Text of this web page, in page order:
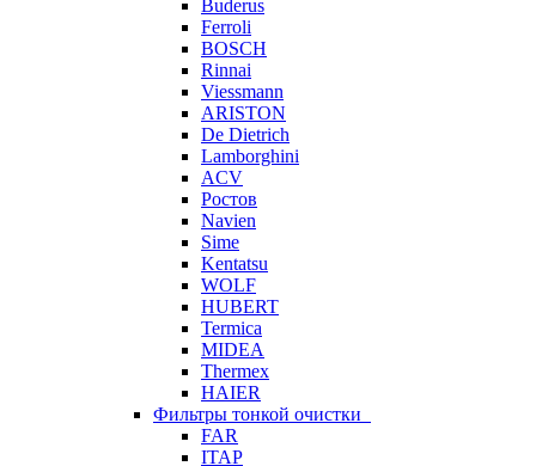
Buderus
Ferroli
BOSCH
Rinnai
Viessmann
ARISTON
De Dietrich
Lamborghini
ACV
Ростов
Navien
Sime
Kentatsu
WOLF
HUBERT
Termica
MIDEA
Thermex
HAIER
Фильтры тонкой очистки
FAR
ITAP